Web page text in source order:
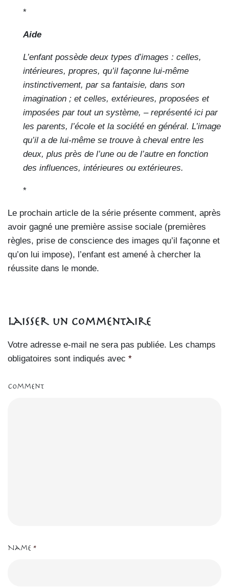
*
Aide
L’enfant possède deux types d’images : celles,
intérieures, propres, qu’il façonne lui-même
instinctivement, par sa fantaisie, dans son
imagination ; et celles, extérieures, proposées et
imposées par tout un système, – représenté ici par
les parents, l’école et la société en général. L’image
qu’il a de lui-même se trouve à cheval entre les
deux, plus près de l’une ou de l’autre en fonction
des influences, intérieures ou extérieures.
*
Le prochain article de la série présente comment, après
avoir gagné une première assise sociale (premières
règles, prise de conscience des images qu’il façonne et
qu’on lui impose), l’enfant est amené à chercher la
réussite dans le monde.
Laisser un commentaire
Votre adresse e-mail ne sera pas publiée. Les champs
obligatoires sont indiqués avec *
Comment
Name *